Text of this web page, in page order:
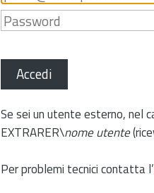
Accedi
Se sei un utente esterno, nel
EXTRARER\nome utente
Per problemi tecnici contatta l’